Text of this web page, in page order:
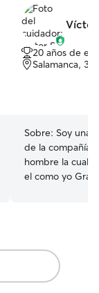
Víctor
20 años de
Salamanca,
Sobre: Soy una
de la compañía
hombre la cual
el como yo Grandes paseos y
que no les falte
hogar temporal
necesarias